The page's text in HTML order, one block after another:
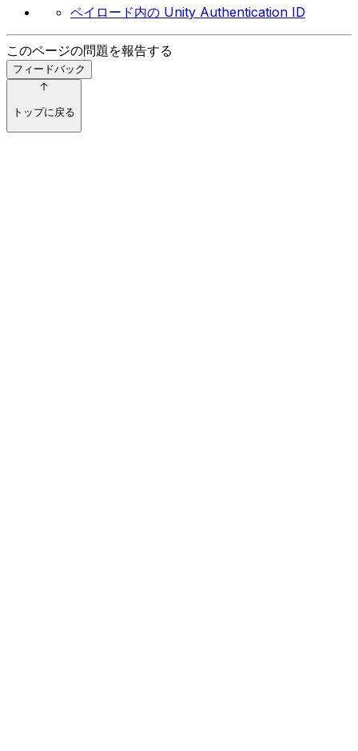
ペイロード内の Unity Authentication ID
このページの問題を報告する
フィードバック
トップに戻る